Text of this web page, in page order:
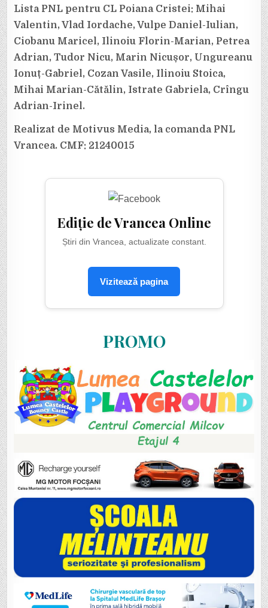
Lista PNL pentru CL Poiana Cristei: Mihai
Valentin, Vlad Iordache, Vulpe Daniel-Iulian,
Ciobanu Maricel, Ilinoiu Florin-Marian, Petrea
Adrian, Tudor Nicu, Marin Nicușor, Ungureanu
Ionuț-Gabriel, Cozan Vasile, Ilinoiu Stoica,
Mihai Marian-Cătălin, Istrate Gabriela, Crîngu
Adrian-Irinel.
Realizat de Motivus Media, la comanda PNL
Vrancea. CMF: 21240015
Ediție de Vrancea Online
Știri din Vrancea, actualizate constant.
Vizitează pagina
PROMO